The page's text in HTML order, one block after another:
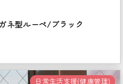
ネ型ルーペ/ブラック
日常生活支援(健康管理)